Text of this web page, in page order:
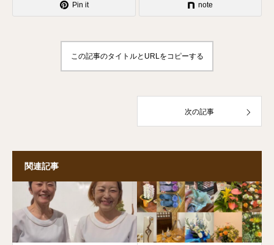
Pin it note
この記事のタイトルとURLをコピーする
次の記事
関連記事